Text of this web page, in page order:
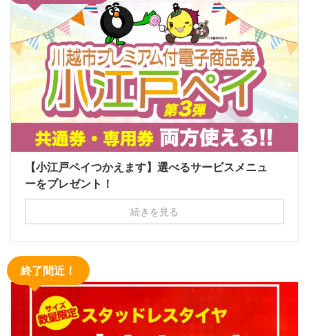
【小江戸ペイつかえます】選べるサービスメニュ
ーをプレゼント！
続きを見る
終了間近！